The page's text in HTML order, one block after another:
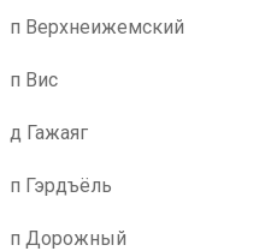
п Верхнеижемский
п Вис
д Гажаяг
п Гэрдъёль
п Дорожный